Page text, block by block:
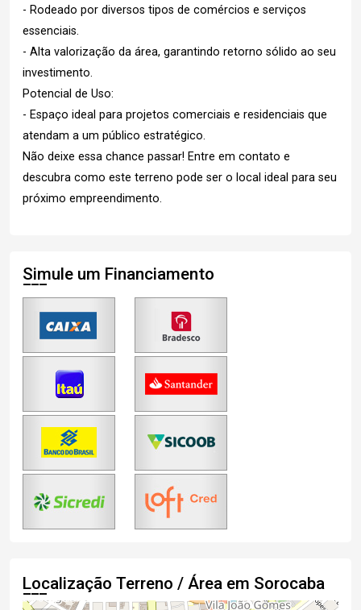
- Rodeado por diversos tipos de comércios e serviços
essenciais.
- Alta valorização da área, garantindo retorno sólido ao seu
investimento.
Potencial de Uso:
- Espaço ideal para projetos comerciais e residenciais que
atendam a um público estratégico.
Não deixe essa chance passar! Entre em contato e
descubra como este terreno pode ser o local ideal para seu
próximo empreendimento.
Simule um Financiamento
Localização Terreno / Área em Sorocaba